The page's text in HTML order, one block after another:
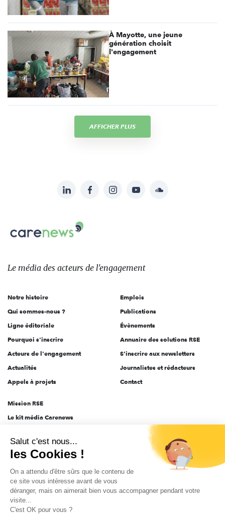
À Mayotte, une jeune
génération choisit
l'engagement
AFFICHER PLUS
sur:
LinkedInFacebookInstagramYouTubeSoundcloud
Carenews,
Le
des
l'engagement
Le média des acteurs de l'engagement
Notre histoire
Qui sommes-nous ?
Ligne éditoriale
Pourquoi s'inscrire
Acteurs de l'engagement
Actualités
Appels à projets
Emplois
Publications
Évènements
Annuaire des solutions RSE
S'inscrire aux newsletters
Journalistes et rédacteurs
Contact
Mission RSE
Le kit média Carenews
AEF info
Novethic
PRODURABLE
Inclusiv Day
Salut c'est nous...
les Cookies !
On a attendu d'être sûrs que le contenu de
ce site vous intéresse avant de vous
déranger, mais on aimerait bien vous accompagner pendant votre
visite...
C'est OK pour vous ?